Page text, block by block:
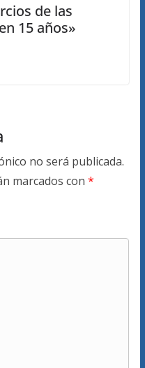
de las
15 años»
no será publicada.
marcados con *